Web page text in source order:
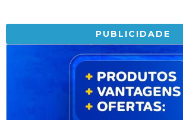
PUBLICIDADE